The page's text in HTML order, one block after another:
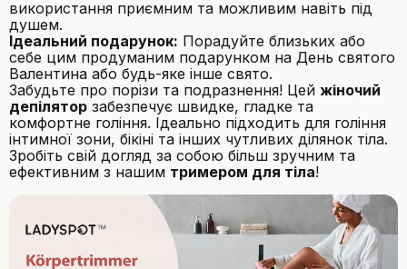
використання приємним та можливим навіть під
душем.
Ідеальний подарунок: Порадуйте близьких або
себе цим продуманим подарунком на День святого
Валентина або будь-яке інше свято.
Забудьте про порізи та подразнення! Цей жіночий
депілятор забезпечує швидке, гладке та
комфортне гоління. Ідеально підходить для гоління
інтимної зони, бікіні та інших чутливих ділянок тіла.
Зробіть свій догляд за собою більш зручним та
ефективним з нашим тримером для тіла!